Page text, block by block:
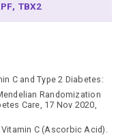
TBX2
C and Type 2 Diabetes:
Randomization
Care, 17 Nov 2020,
Vitamin C (Ascorbic Acid).